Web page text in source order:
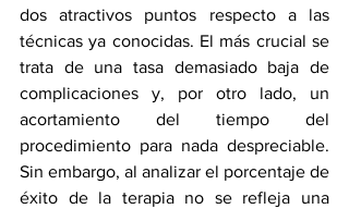
dos atractivos puntos respecto a las
técnicas ya conocidas. El más crucial se
trata de una tasa demasiado baja de
complicaciones y, por otro lado, un
acortamiento del tiempo del
procedimiento para nada despreciable.
Sin embargo, al analizar el porcentaje de
éxito de la terapia no se refleja una